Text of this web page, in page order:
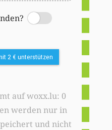
Switch
2 € unterstützen
auf woxx.lu: 0
werden nur in
und nicht